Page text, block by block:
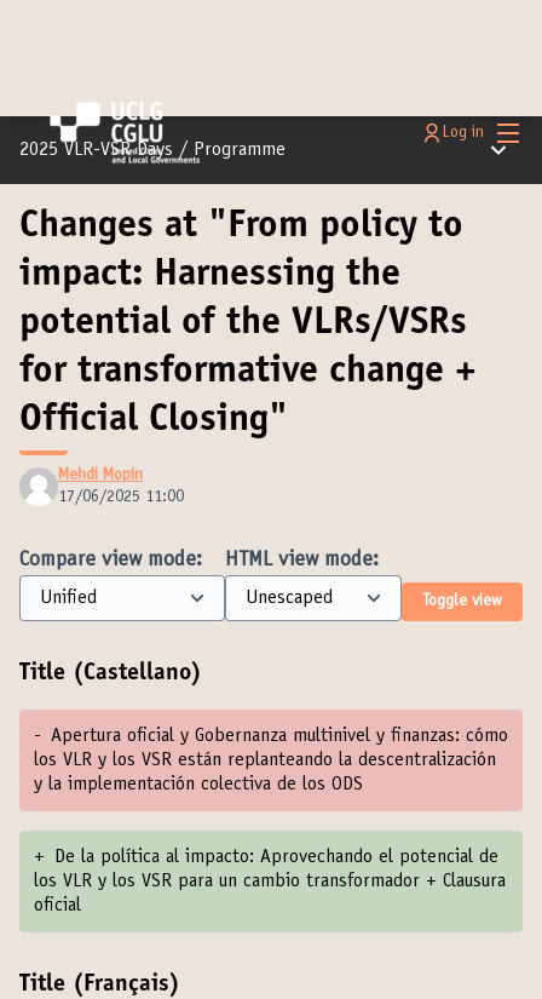
Main
Log in
2025 VLR-VSR Days / Programme Main
Changes at "From policy to
impact: Harnessing the
potential of the VLRs/VSRs
for transformative change +
Official Closing"
Mehdi Mopin
17/06/2025 11:00
Compare view mode: HTML view mode:
Toggle view
Title (Castellano)
- Apertura oficial y Gobernanza multinivel y finanzas: cómo
los VLR y los VSR están replanteando la descentralización
y la implementación colectiva de los ODS
+
De la política al impacto: Aprovechando el potencial de
los VLR y los VSR para un cambio transformador + Clausura
oficial
Title (Français)